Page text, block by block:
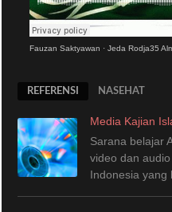
Fauzan Saktyawan · Jeda Rodja35
REFERENSI NASEHAT
Media Kajian
Sarana belajar
video dan
Indonesia yang